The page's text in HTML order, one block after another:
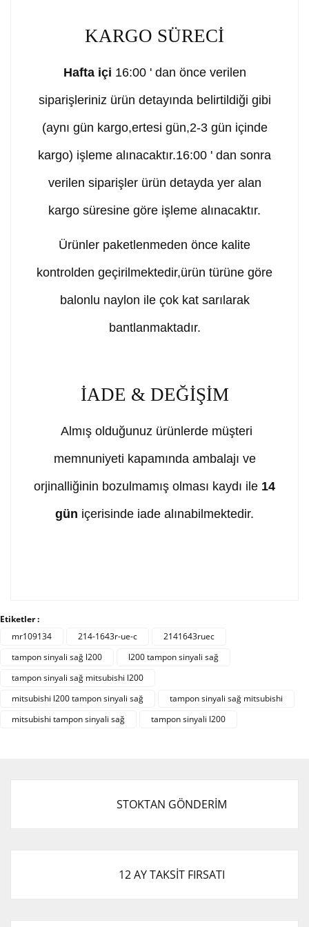
KARGO SÜRECİ
Hafta içi 16:00 ' dan önce verilen
siparişleriniz ürün detayında belirtildiği gibi
(aynı gün kargo,ertesi gün,2-3 gün içinde
kargo) işleme alınacaktır.16:00 ' dan sonra
verilen siparişler ürün detayda yer alan
kargo süresine göre işleme alınacaktır.
Ürünler paketlenmeden önce kalite
kontrolden geçirilmektedir,ürün türüne göre
balonlu naylon ile çok kat sarılarak
bantlanmaktadır.
İADE & DEĞİŞİM
Almış olduğunuz ürünlerde müşteri
memnuniyeti kapamında ambalajı ve
orjinalliğinin bozulmamış olması kaydı ile 14
gün içerisinde iade alınabilmektedir.
Yorum Yaz
Görüş ve önerileriniz için teşekkür ederiz.
Ürün fiyatı diğer sitelerden daha pahalı.
Etiketler :
mr109134
214-1643r-ue-c
2141643ruec
tampon sinyali sağ l200
l200 tampon sinyali sağ
tampon sinyali sağ mitsubishi l200
mitsubishi l200 tampon sinyali sağ
tampon sinyali sağ mitsubishi
mitsubishi tampon sinyali sağ
tampon sinyali l200
STOKTAN GÖNDERİM
12 AY TAKSİT FIRSATI